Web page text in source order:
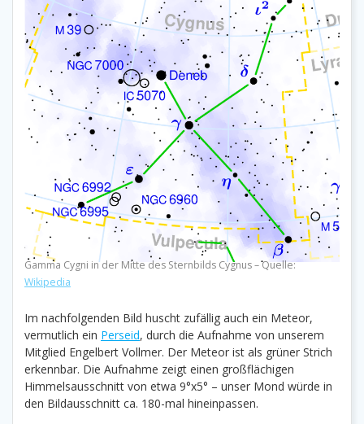
Gamma Cygni in der Mitte des Sternbilds Cygnus – Quelle:
Wikipedia
Im nachfolgenden Bild huscht zufällig auch ein Meteor,
vermutlich ein Perseid, durch die Aufnahme von unserem
Mitglied Engelbert Vollmer. Der Meteor ist als grüner Strich
erkennbar. Die Aufnahme zeigt einen großflächigen
Himmelsausschnitt von etwa 9°x5° – unser Mond würde in
den Bildausschnitt ca. 180-mal hineinpassen.